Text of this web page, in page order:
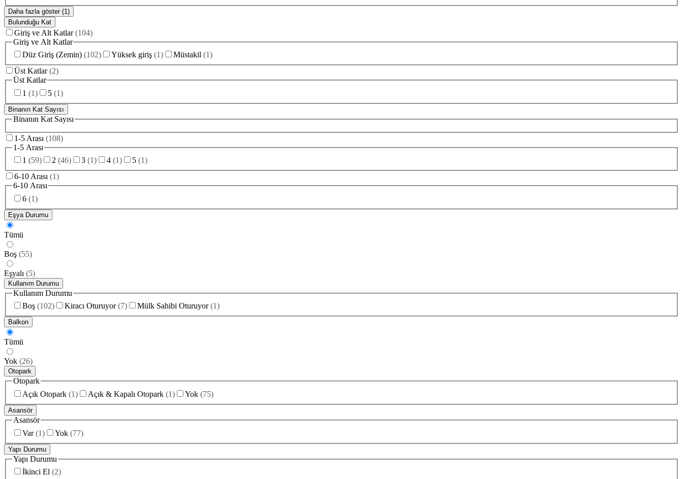
Daha fazla göster (1)
Bulunduğu Kat
Giriş ve Alt Katlar (104)
Giriş ve Alt Katlar
Düz Giriş (Zemin) (102) Yüksek giriş (1) Müstakil (1)
Üst Katlar (2)
Üst Katlar
1 (1) 5 (1)
Binanın Kat Sayısı
Binanın Kat Sayısı
1-5 Arası (108)
1-5 Arası
1 (59) 2 (46) 3 (1) 4 (1) 5 (1)
6-10 Arası (1)
6-10 Arası
6 (1)
Eşya Durumu
Tümü
Boş (55)
Eşyalı (5)
Kullanım Durumu
Kullanım Durumu
Boş (102) Kiracı Oturuyor (7) Mülk Sahibi Oturuyor (1)
Balkon
Tümü
Yok (26)
Otopark
Otopark
Açık Otopark (1) Açık & Kapalı Otopark (1) Yok (75)
Asansör
Asansör
Var (1) Yok (77)
Yapı Durumu
Yapı Durumu
İkinci El (2)